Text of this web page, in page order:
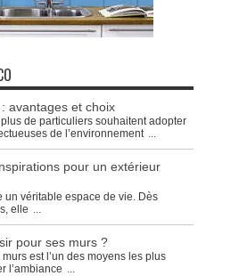
avantages et choix
de particuliers souhaitent adopter
de l’environnement ...
pour un extérieur
un véritable espace de vie. Dès
elle ...
pour ses murs ?
est l’un des moyens les plus
l’ambiance ...